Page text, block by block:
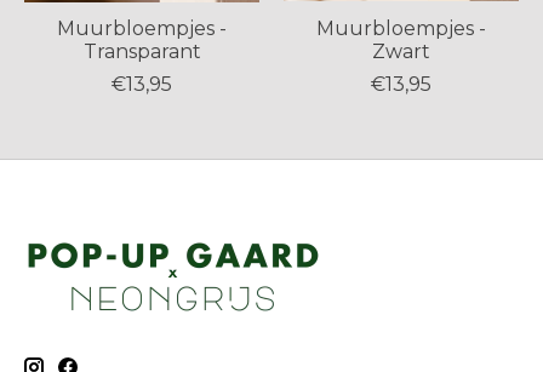
Muurbloempjes -
Transparant
€13,95
Muurbloempjes -
Zwart
€13,95